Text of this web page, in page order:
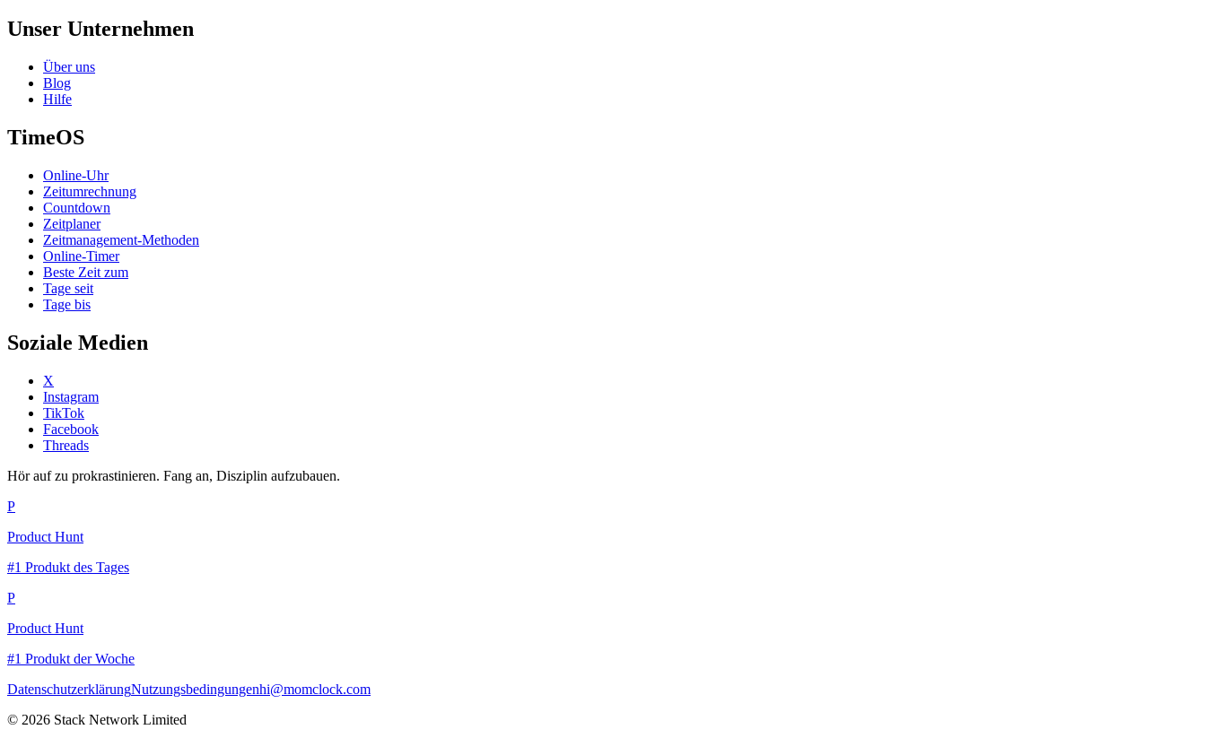
Unser Unternehmen
Über uns
Blog
Hilfe
TimeOS
Online-Uhr
Zeitumrechnung
Countdown
Zeitplaner
Zeitmanagement-Methoden
Online-Timer
Beste Zeit zum
Tage seit
Tage bis
Soziale Medien
X
Instagram
TikTok
Facebook
Threads
Hör auf zu prokrastinieren. Fang an, Disziplin aufzubauen.
P
Product Hunt
#1 Produkt des Tages
P
Product Hunt
#1 Produkt der Woche
DatenschutzerklärungNutzungsbedingungenhi@momclock.com
© 2026 Stack Network Limited